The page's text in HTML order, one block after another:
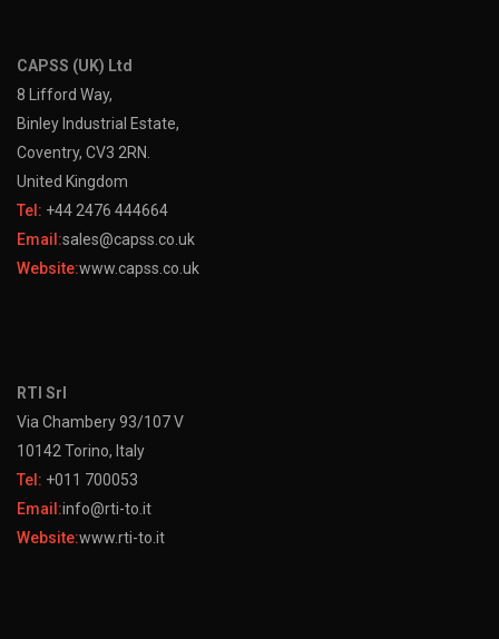
CAPSS (UK) Ltd
8 Lifford Way,
Binley Industrial Estate,
Coventry, CV3 2RN.
United Kingdom
Tel: +44 2476 444664
Email:sales@capss.co.uk
Website:www.capss.co.uk
RTI Srl
Via Chambery 93/107 V
10142 Torino, Italy
Tel: +011 700053
Email:info@rti-to.it
Website:www.rti-to.it